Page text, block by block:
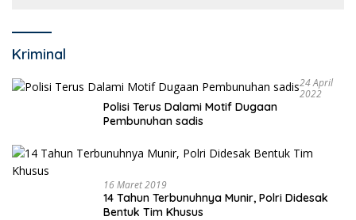
Kriminal
24 April
2022
Polisi Terus Dalami Motif Dugaan
Pembunuhan sadis
16 Maret 2019
14 Tahun Terbunuhnya Munir, Polri Didesak
Bentuk Tim Khusus